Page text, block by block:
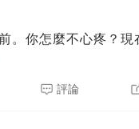
。你怎麼不心疼？
評論